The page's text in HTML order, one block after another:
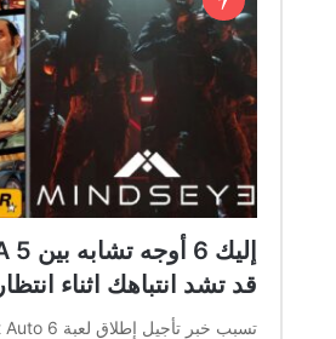
قد تشد انتباهك اثناء انتظار GTA 6